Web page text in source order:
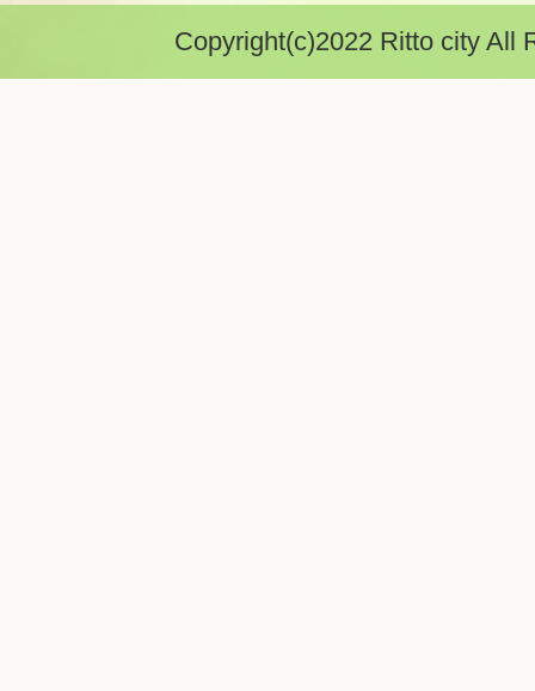
Copyright(c)2022 Ritto city All